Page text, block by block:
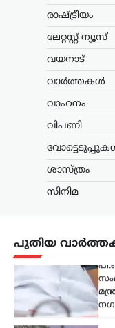
രാഷ്ട്രീയം
ലേറ്റസ്റ്റ് ന്യൂസ്
വയനാട്
വാർത്തകൾ
വാഹനം
വിപണി
ശാസ്ത്രം
സിനിമ
പുതിയ